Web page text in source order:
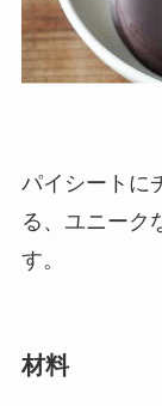
パイシートに
る、ユニーク
す。
材料